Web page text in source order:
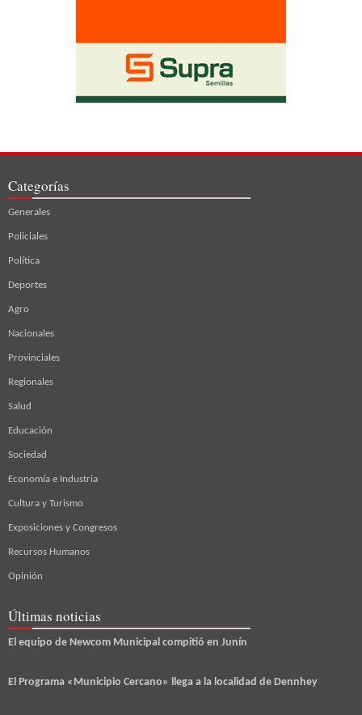
Categorías
Generales
Policiales
Política
Deportes
Agro
Nacionales
Provinciales
Regionales
Salud
Educación
Sociedad
Economía e Industria
Cultura y Turismo
Exposiciones y Congresos
Recursos Humanos
Opinión
Últimas noticias
El equipo de Newcom Municipal compitió en Junín
El Programa «Municipio Cercano» llega a la localidad de Dennhey